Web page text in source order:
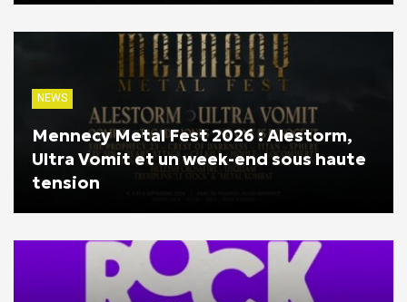
NEWS
Mennecy Metal Fest 2026 : Alestorm,
Ultra Vomit et un week-end sous haute
tension